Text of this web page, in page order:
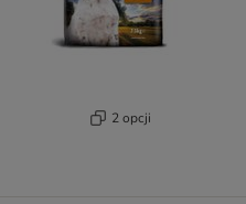
2 opcji